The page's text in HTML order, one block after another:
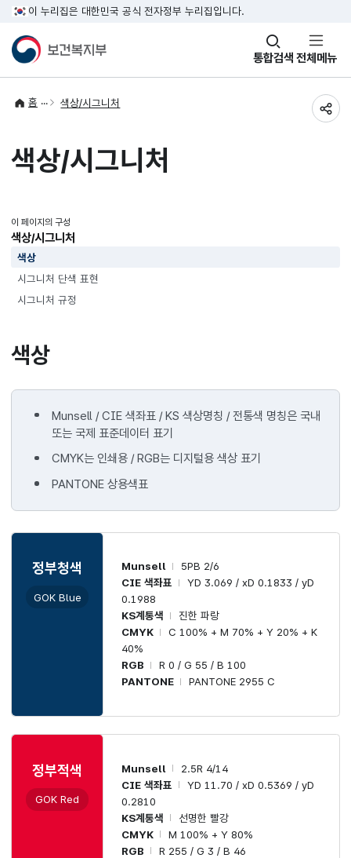
이 누리집은 대한민국 공식 전자정부 누리집입니다.
통합검색
창
열기 전체메뉴
홈 색상/시그니처
색상/시그니처
이 페이지의 구성
색상/시그니처
색상
시그니처 단색 표현
시그니처 규정
색상
Munsell / CIE 색좌표 / KS 색상명칭 / 전통색 명칭은 국내
또는 국제 표준데이터 표기
CMYK는 인쇄용 / RGB는 디지털용 색상 표기
PANTONE 상용색표
정부청색
GOK Blue
Munsell
5PB 2/6
CIE 색좌표
YD 3.069 / xD 0.1833 / yD
0.1988
KS계통색
진한 파랑
CMYK
C 100% + M 70% + Y 20% + K
40%
RGB
R 0 / G 55 / B 100
PANTONE
PANTONE 2955 C
정부적색
GOK Red
Munsell
2.5R 4/14
CIE 색좌표
YD 11.70 / xD 0.5369 / yD
0.2810
KS계통색
선명한 빨강
CMYK
M 100% + Y 80%
RGB
R 255 / G 3 / B 46